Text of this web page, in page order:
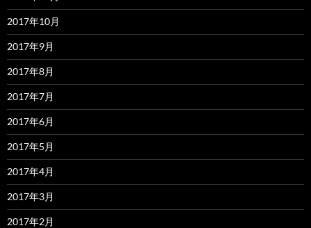
2017年10月
2017年9月
2017年8月
2017年7月
2017年6月
2017年5月
2017年4月
2017年3月
2017年2月